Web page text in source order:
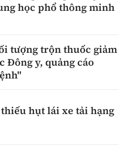
học phổ thông minh
tượng trộn thuốc giảm
Đông y, quảng cáo
hụt lái xe tải hạng